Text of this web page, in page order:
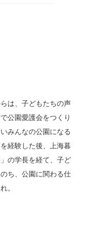
は、子どもたちの声
公園愛護会をつくり
みんなの公園になる
経験した後、上海暮
の学長を経て、子ど
ち、公園に関わる仕
。